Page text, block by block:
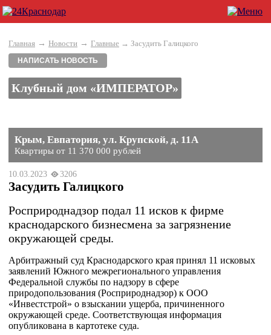
Главная → Новости → Главные → Засудить Галицкого
НАПИСАТЬ НОВОСТЬ
Клубный дом «ИМПЕРАТОР»
Крым, Евпатория, ул. Крупской, д. 11А
Квартиры от 11 370 000 рублей
10.03.2023 3206
Засудить Галицкого
Росприроднадзор подал 11 исков к фирме
краснодарского бизнесмена за загрязнение
окружающей среды.
Арбитражный суд Краснодарского края принял 11 исковых
заявлений Южного межрегионального управления
Федеральной службы по надзору в сфере
природопользования (Росприроднадзор) к ООО
«Инвестстрой» о взыскании ущерба, причиненного
окружающей среде. Соответствующая информация
опубликована в картотеке суда.